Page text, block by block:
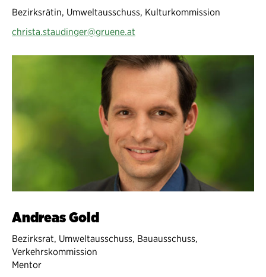
Bezirksrätin, Umweltausschuss, Kulturkommission
christa.staudinger@gruene.at
Andreas Gold
Bezirksrat, Umweltausschuss, Bauausschuss,
Verkehrskommission
Mentor